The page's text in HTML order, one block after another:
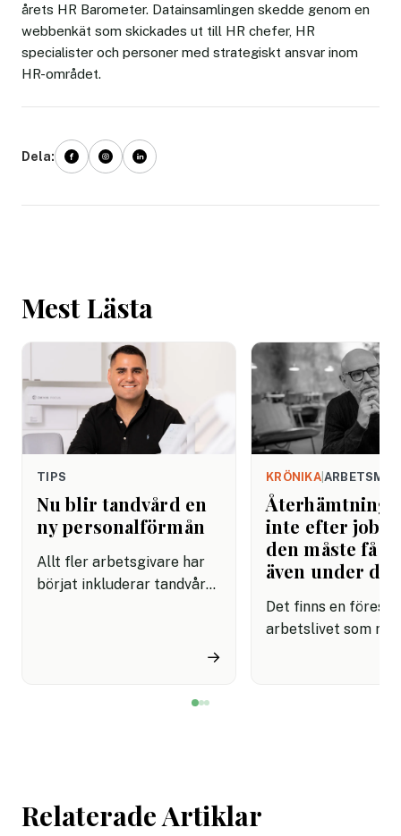
årets HR Barometer. Datainsamlingen skedde genom en
webbenkät som skickades ut till HR chefer, HR
specialister och personer med strategiskt ansvar inom
HR-området.
Dela:
Mest Lästa
TIPS
Nu blir tandvård en
ny personalförmån
Allt fler arbetsgivare har
börjat inkluderar tandvård i
miljon svenskar uppger att
→
KRÖNIKA|
Återhämtning
inte efter
den måste få
även under
Det finns en
arbetslivet som
Relaterade Artiklar